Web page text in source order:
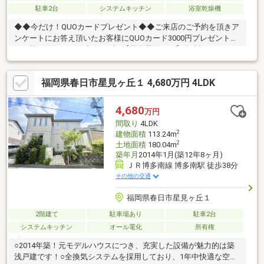
駐車2台
システムキッチン 浴室乾燥機
◆◆今だけ！QUOカードプレゼント◆◆ご来店のご予約を頂きア
ンケートにお答え頂いたお客様にQUOカード3000円プレゼント！
クで簡単に予約ができます。【センチュリー２１】■ 世界85の国
と地域に、14000店舗、15万人もの営業スタッフ （2022年9月
末時点）。これが世界最大級の不動産ネットワーク 「センチュリ
ー21」です!■「安心」と「信頼」をモットーに店舗ネットワーク
を拡大し、 北海道から沖縄までの993店舗、6709人のスタッフ
（2022年9月末時点）が住まい選びのお手伝いをしています。
福岡県春日市星見ヶ丘１ 4,680万円 4LDK
4,680万円
間取り 4LDK
建物面積113.24m2
土地面積180.04m2
築年月 2014年1月(築12年8ヶ月)
ＪＲ博多南線 博多南駅 徒歩38分
その他の交通
福岡県春日市星見ヶ丘１
2階建て 駐車場あり
駐車2台
システムキッチン
オール電化 所有権
○2014年築！元モデルハウスにつき、充実した設備が魅力的は築
浅戸建です！○全換気システムを採用しており、1年中快適な空間